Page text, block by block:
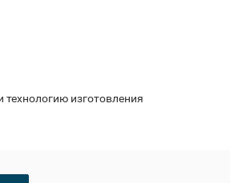
изготовления